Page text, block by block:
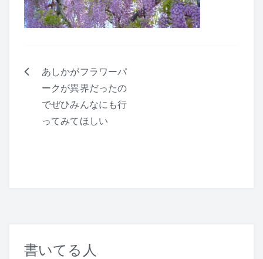
投
あしかがフラワーパ
ークが異界だったの
でぜひみんなにも行
ってみてほしい
書いてる人